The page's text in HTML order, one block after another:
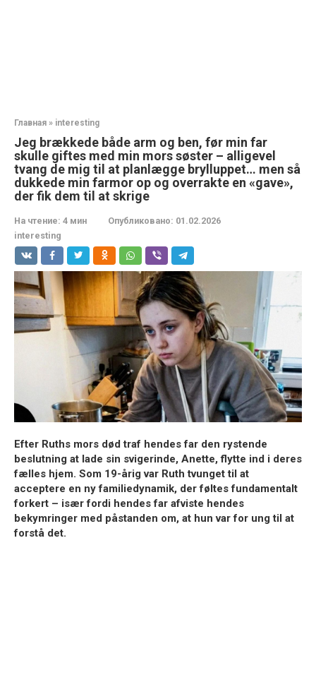
Главная » interesting
Jeg brækkede både arm og ben, før min far
skulle giftes med min mors søster – alligevel
tvang de mig til at planlægge brylluppet… men så
dukkede min farmor op og overrakte en «gave»,
der fik dem til at skrige
На чтение: 4 мин Опубликовано: 01.02.2026
interesting
Efter Ruths mors død traf hendes far den rystende
beslutning at lade sin svigerinde, Anette, flytte ind i deres
fælles hjem. Som 19-årig var Ruth tvunget til at
acceptere en ny familiedynamik, der føltes fundamentalt
forkert – især fordi hendes far afviste hendes
bekymringer med påstanden om, at hun var for ung til at
forstå det.